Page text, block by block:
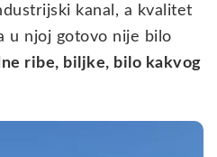
kanal, a kvalitet
u njoj gotovo nije bilo
ribe, biljke, bilo kakvog